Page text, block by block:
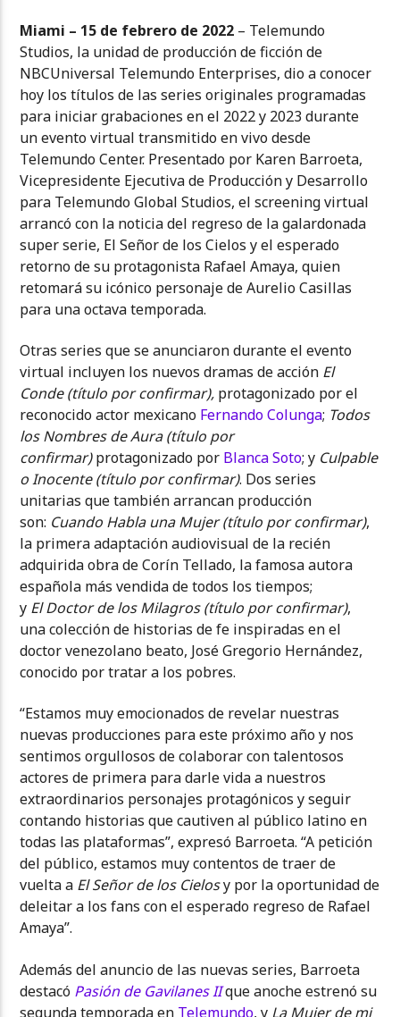
Miami – 15 de febrero de 2022 – Telemundo
Studios, la unidad de producción de ficción de
NBCUniversal Telemundo Enterprises, dio a conocer
hoy los títulos de las series originales programadas
para iniciar grabaciones en el 2022 y 2023 durante
un evento virtual transmitido en vivo desde
Telemundo Center. Presentado por Karen Barroeta,
Vicepresidente Ejecutiva de Producción y Desarrollo
para Telemundo Global Studios, el screening virtual
arrancó con la noticia del regreso de la galardonada
super serie, El Señor de los Cielos y el esperado
retorno de su protagonista Rafael Amaya, quien
retomará su icónico personaje de Aurelio Casillas
para una octava temporada.
Otras series que se anunciaron durante el evento
virtual incluyen los nuevos dramas de acción El
Conde (título por confirmar), protagonizado por el
reconocido actor mexicano Fernando Colunga; Todos
los Nombres de Aura (título por
confirmar)protagonizado por Blanca Soto; y Culpable
o Inocente (título por confirmar). Dos series
unitarias que también arrancan producción
son: Cuando Habla una Mujer (título por confirmar),
la primera adaptación audiovisual de la recién
adquirida obra de Corín Tellado, la famosa autora
española más vendida de todos los tiempos;
y El Doctor de los Milagros (título por confirmar),
una colección de historias de fe inspiradas en el
doctor venezolano beato, José Gregorio Hernández,
conocido por tratar a los pobres.
“Estamos muy emocionados de revelar nuestras
nuevas producciones para este próximo año y nos
sentimos orgullosos de colaborar con talentosos
actores de primera para darle vida a nuestros
extraordinarios personajes protagónicos y seguir
contando historias que cautiven al público latino en
todas las plataformas”, expresó Barroeta. “A petición
del público, estamos muy contentos de traer de
vuelta a El Señor de los Cielosy por la oportunidad de
deleitar a los fans con el esperado regreso de Rafael
Amaya”.
Además del anuncio de las nuevas series, Barroeta
destacó Pasión de Gavilanes IIque anoche estrenó su
segunda temporada en Telemundo, y La Mujer de mi